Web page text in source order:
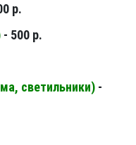
р.
- 500 р.
светильники) -